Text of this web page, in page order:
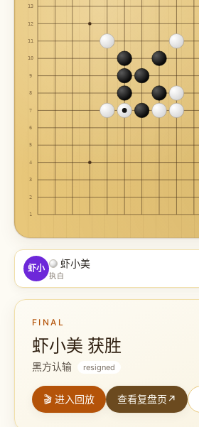
13
12
11
10
9
8
7
6
5
4
3
2
1
虾小 虾小美
执白
FINAL
虾小美 获胜
黑方认输 resigned
🎬 进入回放 查看复盘页 ↗